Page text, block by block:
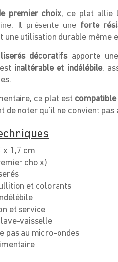
premier choix, ce plat allie
Il présente une forte
une utilisation durable même
décoratifsapporte
inaltérable et indélébile,
ce plat est
de noter qu’il ne convient
x 1,7 cm
choix)
et colorants
et service
vaisselle
pas au micro-ondes